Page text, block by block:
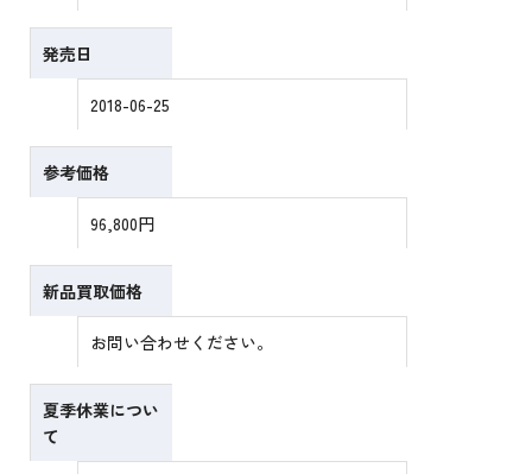
発売日
2018-06-25
参考価格
96,800円
新品買取価格
お問い合わせください。
夏季休業につい
て